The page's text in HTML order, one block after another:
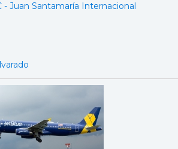
- Juan Santamaría Internacional